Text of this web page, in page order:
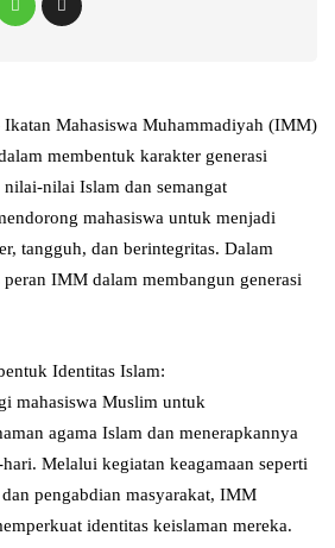
Ikatan Mahasiswa Muhammadiyah (IMM)
membentuk karakter generasi
nilai Islam dan semangat
mahasiswa untuk menjadi
tangguh, dan berintegritas. Dalam
IMM dalam membangun generasi
Identitas Islam:
mahasiswa Muslim untuk
agama Islam dan menerapkannya
Melalui kegiatan keagamaan seperti
pengabdian masyarakat, IMM
identitas keislaman mereka.